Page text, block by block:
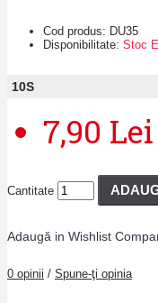
Cod produs: DU35
Disponibilitate: Stoc
10S
7,90 Lei
Cantitate
Adaugă in Wishlist
0 opinii / Spune-ţi opinia